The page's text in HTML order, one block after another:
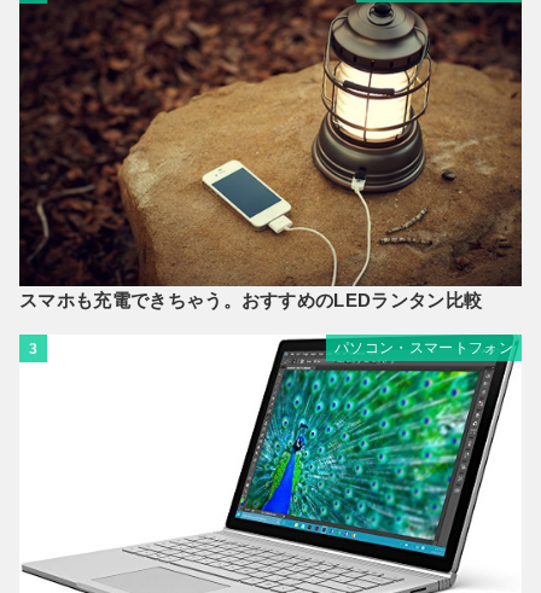
スマホも充電できちゃう。おすすめのLEDランタン比較
3 パソコン・スマートフォン